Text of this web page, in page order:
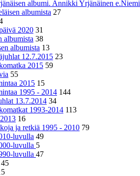
albumi. Annikki Yrjänäinen
albumista 27
2020 31
albumista 38
albumista 13
12.7.2015 23
2015 59
55
2015 15
1995 - 2014 144
13.7.2014 34
1993-2014 113
16
ja retkiä 1995 - 2010 79
luvulla 49
luvulla 5
luvulla 47
45